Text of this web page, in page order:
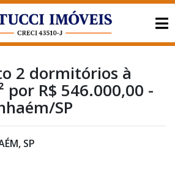
2 dormitórios à
por R$ 546.000,00 -
SP
SP